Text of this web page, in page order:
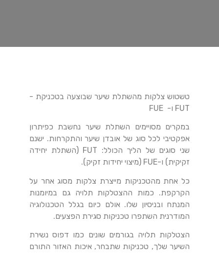
טשטוש צלקות מהשתלת שיער שבוצעה בטכניקת -
FUT ו- FUE
במקרים מסויימים השתלת שיער נחשבת כפיתרון
אפקטיבי לכל סוג של אובדן שיער והתקרחות. ישנם
שני סוגים של הליך הכולל: FUT (השתלת יחידה
זקיקית) ו-FUE (מיצוי יחידות זקיק).
כל אחת מהטכניקות מייצרת צלקות מסוג אחר על
הקרקפת. כמות ההצטלקות תלויה גם במיומנות
המנתח ובניסיון שלו. אולם כיום בגלל הטכנולוגיה
המודרנית השתפרו טכניקות סגירת הפצעים.
הצטלקות תלויה בגורמים שונים כמו דפוס נשירת
השיער שלך, טכניקות שתבחר, איכות האזור התורם